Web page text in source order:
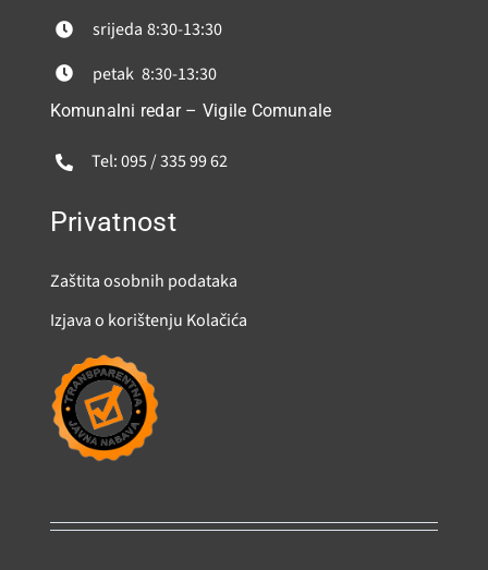
srijeda 8:30-13:30
petak 8:30-13:30
Komunalni redar – Vigile Comunale
Tel: 095 / 335 99 62
Privatnost
Zaštita osobnih podataka
Izjava o korištenju Kolačića